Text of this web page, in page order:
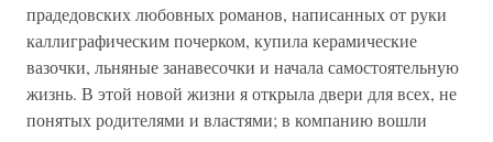
прадедовских любовных романов, написанных от руки
каллиграфическим почерком, купила керамические
вазочки, льняные занавесочки и начала самостоятельную
жизнь. В этой новой жизни я открыла двери для всех, не
понятых родителями и властями; в компанию вошли